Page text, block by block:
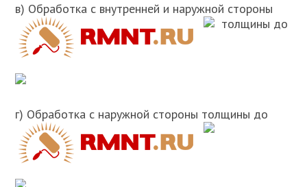
в) Обработка с внутренней и наружной стороны
толщины до
г) Обработка с наружной стороны толщины до